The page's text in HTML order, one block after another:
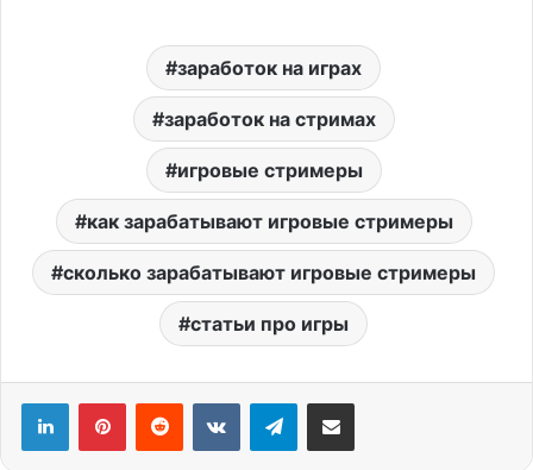
заработок на играх
заработок на стримах
игровые стримеры
как зарабатывают игровые стримеры
сколько зарабатывают игровые стримеры
статьи про игры